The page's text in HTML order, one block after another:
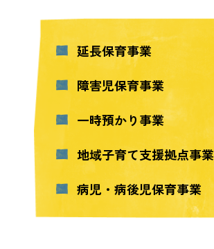
延長保育事業
障害児保育事業
一時預かり事業
地域子育て支援拠点事業
病児・病後児保育事業